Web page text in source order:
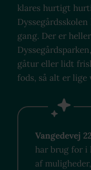
klares hurtigt
gang. Der er
gåtur eller lidt
fods, så alt er lige
Vangedevej
har brug for i
af